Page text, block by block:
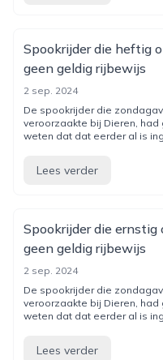
Spookrijder die heftig
geen geldig rijbewijs
2 sep. 2024
De spookrijder die
veroorzaakte bij Dieren,
weten dat dat eerder al is
Lees verder
Spookrijder die
geen geldig rijbewijs
2 sep. 2024
De spookrijder die
veroorzaakte bij Dieren,
weten dat dat eerder al is
Lees verder